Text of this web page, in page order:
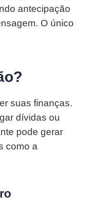
antecipação
O único
suas finanças.
dívidas ou
pode gerar
como a